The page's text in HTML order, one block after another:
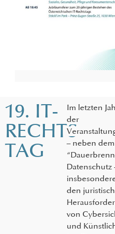
19. IT-
RECHTS­
TAG
Im letzten
der
– neben dem
Datenschutz
den
von
und